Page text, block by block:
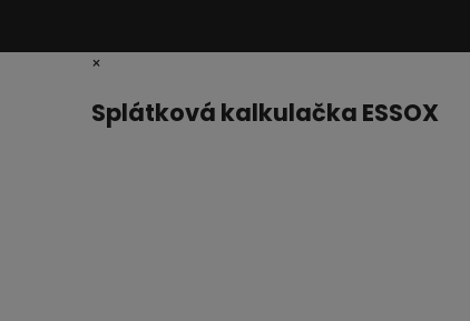
×
Splátková kalkulačka ESSOX